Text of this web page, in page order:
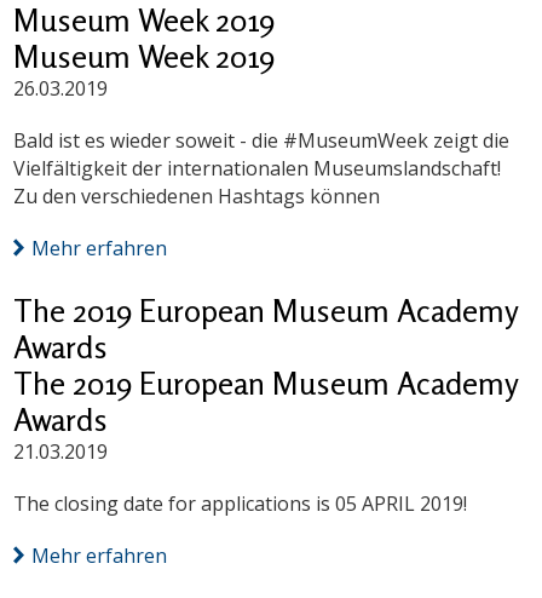
Museum Week 2019
Museum Week 2019
26.03.2019
Bald ist es wieder soweit - die #MuseumWeek zeigt die
Vielfältigkeit der internationalen Museumslandschaft!
Zu den verschiedenen Hashtags können
Mehr erfahren
The 2019 European Museum Academy
Awards
The 2019 European Museum Academy
Awards
21.03.2019
The closing date for applications is 05 APRIL 2019!
Mehr erfahren